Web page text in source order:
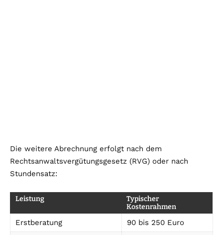
Die weitere Abrechnung erfolgt nach dem
Rechtsanwaltsvergütungsgesetz (RVG) oder nach
Stundensatz:
Leistung
Typischer
Kostenrahmen
Erstberatung
90 bis 250 Euro